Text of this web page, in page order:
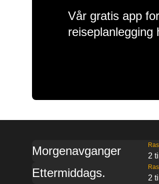
Vår gratis app
Morgenavganger 2
Ettermiddags. 2